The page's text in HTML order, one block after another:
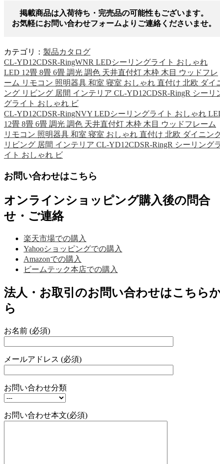
掲載商品は入荷待ち・完売品の可能性もございます。
お気軽にお問い合わせフォームよりご連絡くださいませ。
カテゴリ： 製品カタログ
CL-YD12CDSR-RingWNR LEDシーリングライト おしゃれ
LED 12畳 8畳 6畳 調光 調色 天井直付灯 木枠 木目 ウッドフレ
ーム リモコン 照明器具 和室 寝室 おしゃれ 直付け 北欧 ダイ
ング リビング 居間 インテリア CL-YD12CDSR-RingR シーリ
グライト おしゃれ ビ
CL-YD12CDSR-RingNVY LEDシーリングライト おしゃれ
12畳 8畳 6畳 調光 調色 天井直付灯 木枠 木目 ウッドフレーム
リモコン 照明器具 和室 寝室 おしゃれ 直付け 北欧 ダイニン
リビング 居間 インテリア CL-YD12CDSR-RingR シーリング
イト おしゃれ ビ
お問い合わせはこちら
オンラインショッピング購入後の問合
せ・ご連絡
楽天市場での購入
Yahooショッピングでの購入
Amazonでの購入
ビームテック本店での購入
法人・お取引のお問い合わせはこちら
ら
お名前 (必須)
メールアドレス (必須)
お問い合わせ分類
お問い合わせ本文(必須)